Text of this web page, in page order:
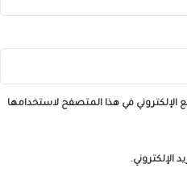
الإلكتروني في هذا المتصفح لاستخدامها
الإلكتروني.